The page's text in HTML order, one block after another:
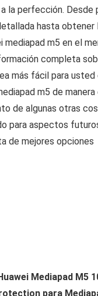
la perfección. Desde
hasta obtener
mediapad m5 en el
completa
más fácil para
m5 de
de algunas otras
para aspectos
de mejores opciones
Mediapad M5
para